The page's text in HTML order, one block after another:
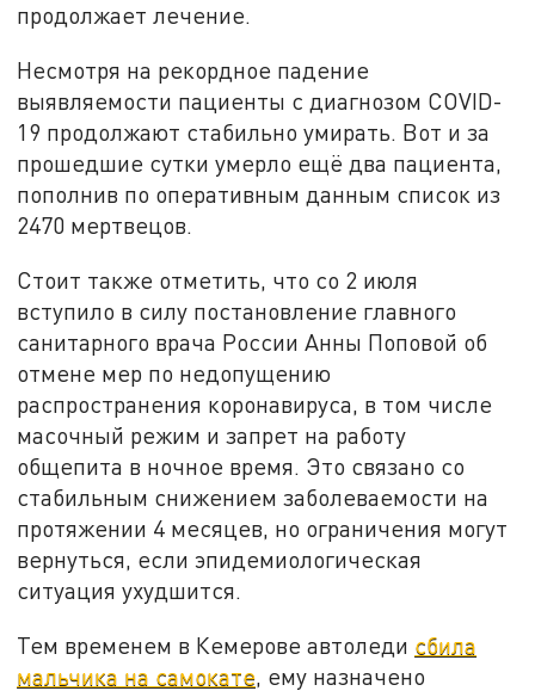
продолжает лечение.
Несмотря на рекордное падение
выявляемости пациенты с диагнозом COVID-
19 продолжают стабильно умирать. Вот и за
прошедшие сутки умерло ещё два пациента,
пополнив по оперативным данным список из
2470 мертвецов.
Стоит также отметить, что со 2 июля
вступило в силу постановление главного
санитарного врача России Анны Поповой об
отмене мер по недопущению
распространения коронавируса, в том числе
масочный режим и запрет на работу
общепита в ночное время. Это связано со
стабильным снижением заболеваемости на
протяжении 4 месяцев, но ограничения могут
вернуться, если эпидемиологическая
ситуация ухудшится.
Тем временем в Кемерове автоледи сбила
мальчика на самокате , ему назначено